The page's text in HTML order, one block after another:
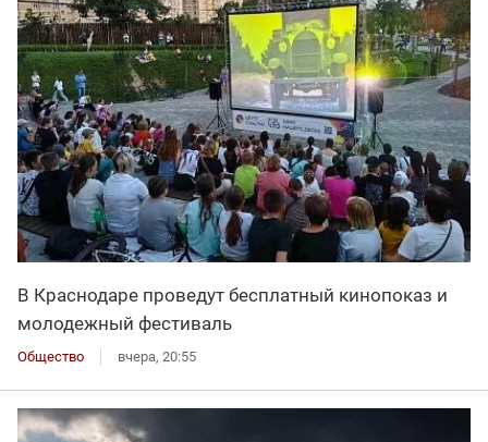
В Краснодаре проведут бесплатный кинопоказ и
молодежный фестиваль
Общество вчера, 20:55